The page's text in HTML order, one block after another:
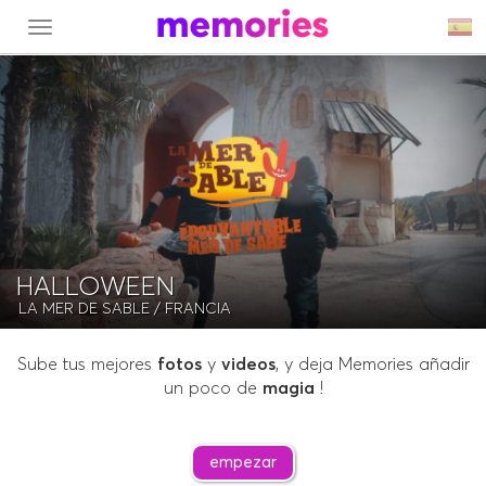
MENU
HALLOWEEN
LA MER DE SABLE/ FRANCIA
Sube tus mejores fotosy videos, y deja Memories añadir
un poco de magia !
empezar